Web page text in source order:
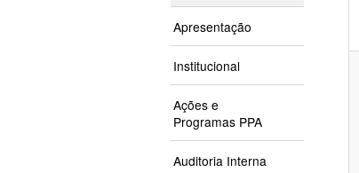
Apresentação
Institucional
Ações e
Programas PPA
Auditoria Interna